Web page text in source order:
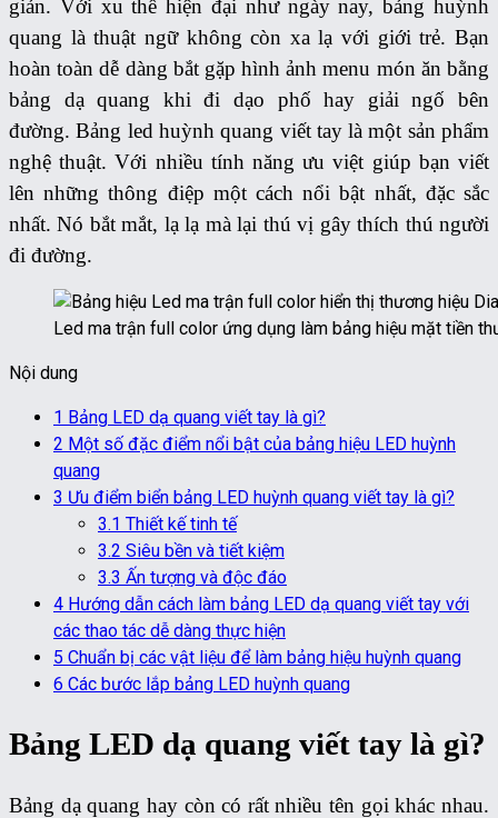
giản. Với xu thế hiện đại như ngày nay, bảng huỳnh
quang là thuật ngữ không còn xa lạ với giới trẻ. Bạn
hoàn toàn dễ dàng bắt gặp hình ảnh menu món ăn bằng
bảng dạ quang khi đi dạo phố hay giải ngố bên
đường.Bảng led huỳnh quang viết tay là một sản phẩm
nghệ thuật. Với nhiều tính năng ưu việt giúp bạn viết
lên những thông điệp một cách nổi bật nhất, đặc sắc
nhất.Nó bắt mắt, lạ lạ mà lại thú vị gây thích thú người
đi đường.
Led ma trận full color ứng dụng làm bảng hiệu mặt tiền
Nội dung
1 Bảng LED dạ quang viết tay là gì?
2 Một số đặc điểm nổi bật của bảng hiệu LED huỳnh
quang
3 Ưu điểm biển bảng LED huỳnh quang viết tay là gì?
3.1 Thiết kế tinh tế
3.2 Siêu bền và tiết kiệm
3.3 Ấn tượng và độc đáo
4 Hướng dẫn cách làm bảng LED dạ quang viết tay với
các thao tác dễ dàng thực hiện
5 Chuẩn bị các vật liệu để làm bảng hiệu huỳnh quang
6 Các bước lắp bảng LED huỳnh quang
Bảng LED dạ quang viết tay là gì?
Bảng dạ quang hay còn có rất nhiều tên gọi khác nhau.